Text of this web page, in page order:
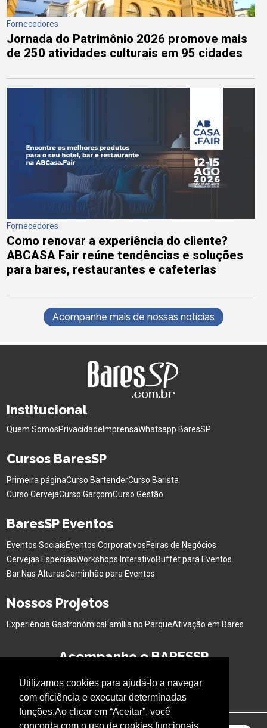
Utilizamos cookies para ajudá-lo a navegar
com eficiência e executar determinadas
funções.Ao clicar em “Aceitar”, você
concorda com o uso de cookies funcionais
Fornecedores
Jornada do Patrimônio 2026 promove mais
de 250 atividades culturais em 95 cidades
Fornecedores
Como renovar a experiência do cliente?
ABCASA Fair reúne tendências e soluções
para bares, restaurantes e cafeterias
Acompanhe mais de nossas notícias
Institucional
Quem SomosPrivacidade ImprensaWhatsapp BaresSP
Cursos BaresSP
Primeira páginaCurso BartenderCurso Barista
Curso CervejaCurso GarçomCurso Gestão
BaresSP Eventos
Eventos SociaisEventos CorporativosFeiras de Negócios
Cervejas EspeciaisWorkshops InterativoBuffet para Eventos
Bar Nas AlturasCaminhão para Eventos
Nossos Projetos
Experiência GastronômicaFamília no ParqueAtivação em Bares
Acompanhe o BARESSP